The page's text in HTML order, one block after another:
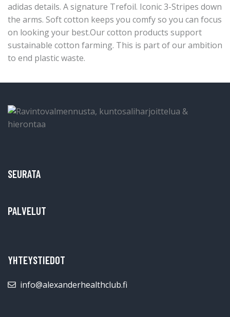
adidas details. A signature Trefoil. Iconic 3-Stripes down
the arms. Soft cotton keeps you comfy so you can focus
on looking your best.Our cotton products support
sustainable cotton farming. This is part of our ambition
to end plastic waste.
SEURATA
PALVELUT
YHTEYSTIEDOT
info@alexanderhealthclub.fi